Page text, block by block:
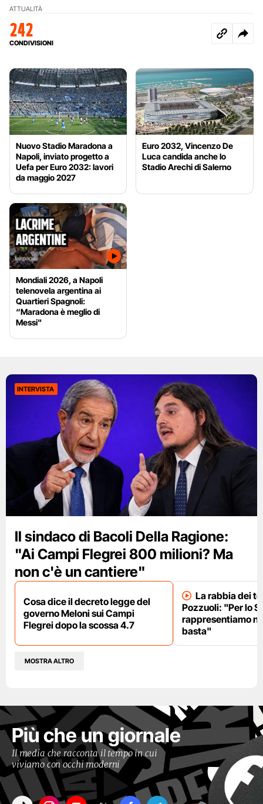
ATTUALITÀ
242
CONDIVISIONI
Nuovo Stadio Maradona a
Napoli, inviato progetto a
Uefa per Euro 2032: lavori
da maggio 2027
Euro 2032, Vincenzo De
Luca candida anche lo
Stadio Arechi di Salerno
Mondiali 2026, a Napoli
telenovela argentina ai
Quartieri Spagnoli:
“Maradona è meglio di
Messi"
INTERVISTA
Il sindaco di Bacoli Della Ragione:
"Ai Campi Flegrei 800 milioni? Ma
non c'è un cantiere"
Cosa dice il decreto legge del
governo Meloni sui Campi
Flegrei dopo la scossa 4.7
La rabbia dei
Pozzuoli: "Per lo
rappresentiamo
basta"
MOSTRA ALTRO
Più che un giornale
Il media che racconta il tempo in cui
viviamo con occhi moderni